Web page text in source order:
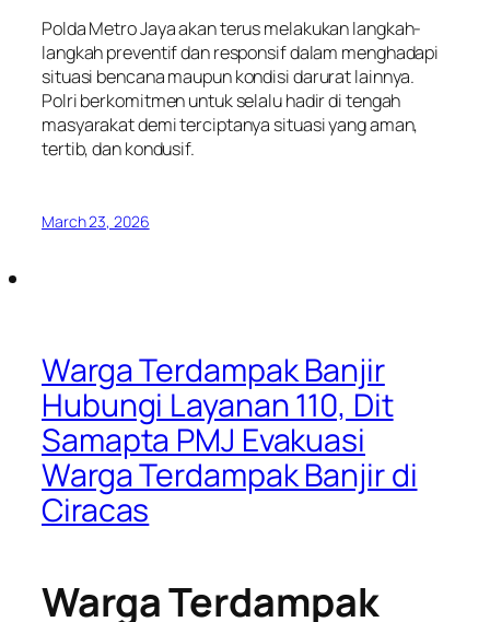
Polda Metro Jaya akan terus melakukan langkah-
langkah preventif dan responsif dalam menghadapi
situasi bencana maupun kondisi darurat lainnya.
Polri berkomitmen untuk selalu hadir di tengah
masyarakat demi terciptanya situasi yang aman,
tertib, dan kondusif.
March 23, 2026
Warga Terdampak Banjir
Hubungi Layanan 110, Dit
Samapta PMJ Evakuasi
Warga Terdampak Banjir di
Ciracas
Warga Terdampak